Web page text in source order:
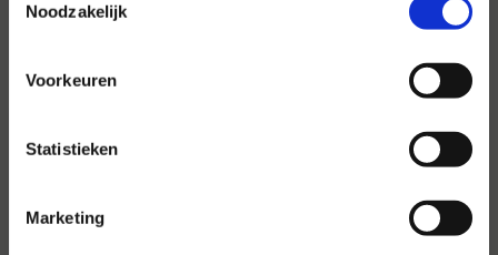
Noodzakelijk
Voorkeuren
Statistieken
Marketing
Lees verder